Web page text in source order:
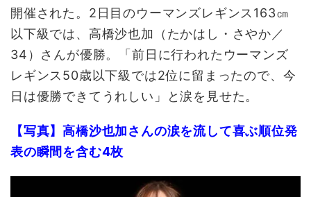
開催された。2日目のウーマンズレギンス163㎝
以下級では、高橋沙也加（たかはし・さやか／
34）さんが優勝。「前日に行われたウーマンズ
レギンス50歳以下級では2位に留まったので、今
日は優勝できてうれしい」と涙を見せた。
【写真】高橋沙也加さんの涙を流して喜ぶ順位発
表の瞬間を含む4枚